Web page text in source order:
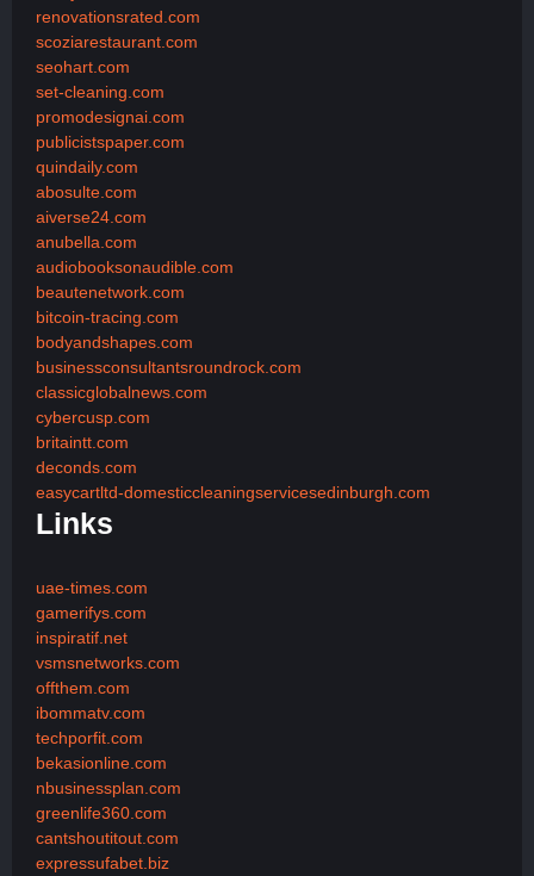
renovationsrated.com
scoziarestaurant.com
seohart.com
set-cleaning.com
promodesignai.com
publicistspaper.com
quindaily.com
abosulte.com
aiverse24.com
anubella.com
audiobooksonaudible.com
beautenetwork.com
bitcoin-tracing.com
bodyandshapes.com
businessconsultantsroundrock.com
classicglobalnews.com
cybercusp.com
britaintt.com
deconds.com
easycartltd-domesticcleaningservicesedinburgh.com
Links
uae-times.com
gamerifys.com
inspiratif.net
vsmsnetworks.com
offthem.com
ibommatv.com
techporfit.com
bekasionline.com
nbusinessplan.com
greenlife360.com
cantshoutitout.com
expressufabet.biz